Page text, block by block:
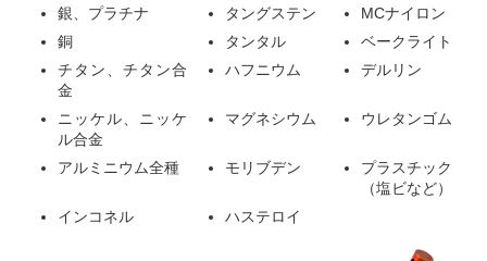
銀、プラチナ
銅
チタン、チタン合
金
ニッケル、ニッケ
ル合金
アルミニウム全種
インコネル
タングステン
タンタル
ハフニウム
マグネシウム
モリブデン
ハステロイ
MCナイロン
ベークライト
デルリン
ウレタンゴム
プラスチック
（塩ビなど）